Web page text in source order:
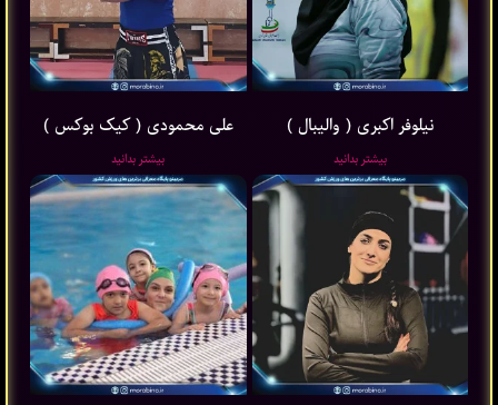
نیلوفر اکبری ( والیبال )
بیشتر بدانید
علی محمودی ( کیک بوکس )
بیشتر بدانید